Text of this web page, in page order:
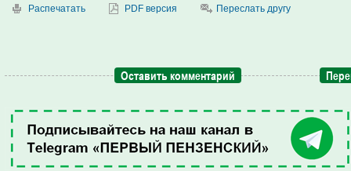
Распечатать PDF версия Переслать другу
Оставить комментарий